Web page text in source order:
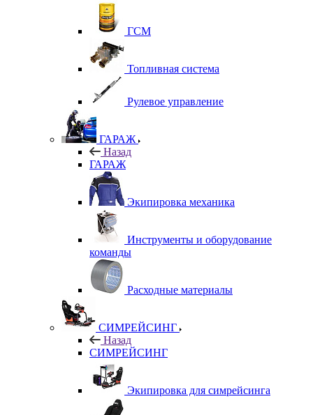
ГСМ
Топливная система
Рулевое управление
ГАРАЖ
Назад
ГАРАЖ
Экипировка механика
Инструменты и оборудование
команды
Расходные материалы
СИМРЕЙСИНГ
Назад
СИМРЕЙСИНГ
Экипировка для симрейсинга